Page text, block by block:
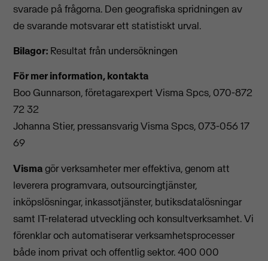
svarade på frågorna. Den geografiska spridningen av
de svarande motsvarar ett statistiskt urval.
Bilagor: Resultat från undersökningen
För mer information, kontakta
Boo Gunnarson, företagarexpert Visma Spcs, 070-872
72 32
Johanna Stier, pressansvarig Visma Spcs, 073-056 17
69
Vismagör verksamheter mer effektiva, genom att
leverera programvara, outsourcingtjänster,
inköpslösningar, inkassotjänster, butiksdatalösningar
samt IT-relaterad utveckling och konsultverksamhet. Vi
förenklar och automatiserar verksamhetsprocesser
både inom privat och offentlig sektor. 400 000